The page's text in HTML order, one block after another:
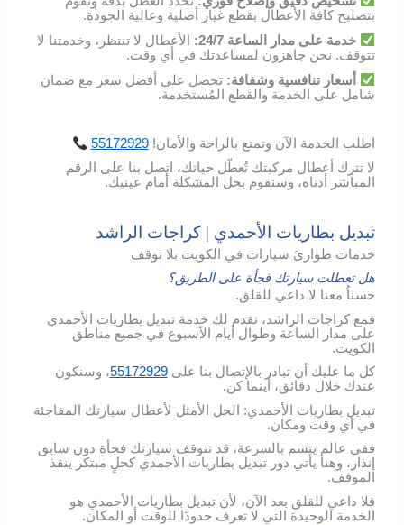
بتصليح كافة الأعطال بقطع غيار أصلية وعالية الجودة.
خدمة على مدار الساعة 24/7: الأعطال لا تنتظر، وخدمتنا لا
تتوقف. نحن جاهزون لمساعدتك في أي وقت.
أسعار تنافسية وشفافة: تحصل على أفضل سعر مع ضمان
شامل على الخدمة والقطع المُستخدمة.
اطلب الخدمة الآن وتمتع بالراحة والأمان!
55172929
لا تترك أعطال مركبتك تُعطّل حياتك، اتصل بنا على الرقم
المباشر أدناه، وسنقوم بحل المشكلة أمام عينيك.
تبديل بطاريات الأحمدي | كراجات الراشد
خدمات طوارئ سيارات في الكويت بلا توقف
هل تعطلت سيارتك فجأة على الطريق؟
حسناُ معنا لا داعي للقلق.
فمع كراجات الراشد، نقدم لك خدمة تبديل بطاريات الأحمدي
على مدار الساعة وطوال أيام الأسبوع في جميع مناطق
الكويت.
كل ما عليك أن تبادر بالإتصال بنا على55172929، وسنكون
عندك خلال دقائق، أينما كن.
تبديل بطاريات الأحمدي: الحل الأمثل لأعطال سيارتك المفاجئة
في أي وقت ومكان.
ففي عالم يتسم بالسرعة، قد تتوقف سيارتك فجأة دون سابق
إنذار، وهنا يأتي دور تبديل بطاريات الأحمدي كحلٍ مبتكر ينقذ
الموقف.
فلا داعي للقلق بعد الآن، لأن تبديل بطاريات الأحمدي هو
الخدمة الوحيدة التي لا تعرف حدودًا للوقت أو المكان.